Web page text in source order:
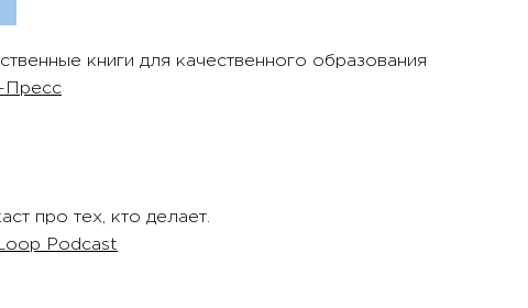
книги для качественного образования
про тех, кто делает.
Podcast